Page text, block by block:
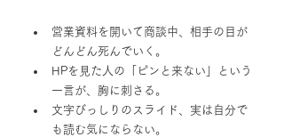
営業資料を開いて商談中、相手の目が
どんどん死んでいく。
HPを見た人の「ピンと来ない」という
一言が、胸に刺さる。
文字びっしりのスライド、実は自分で
も読む気にならない。